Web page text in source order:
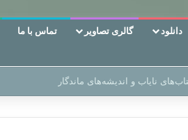
دانلود گالری تصاویر تماس با ما